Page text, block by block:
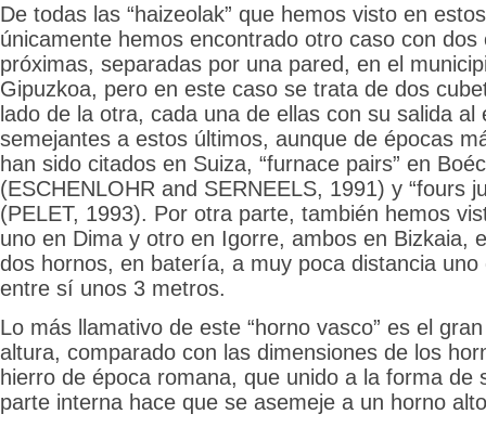
De todas las “haizeolak” que hemos visto en
únicamente hemos encontrado otro caso con dos
próximas, separadas por una pared, en el
Gipuzkoa, pero en este caso se trata de dos
lado de la otra, cada una de ellas con su salida al
semejantes a estos últimos, aunque de épocas
han sido citados en Suiza, “furnace pairs” en
(ESCHENLOHR and SERNEELS, 1991) y “fours
(PELET, 1993). Por otra parte, también hemos
uno en Dima y otro en Igorre, ambos en Bizkaia,
dos hornos, en batería, a muy poca distancia
entre sí unos 3 metros.
Lo más llamativo de este “horno vasco” es el
altura, comparado con las dimensiones de los
hierro de época romana, que unido a la forma de
parte interna hace que se asemeje a un horno